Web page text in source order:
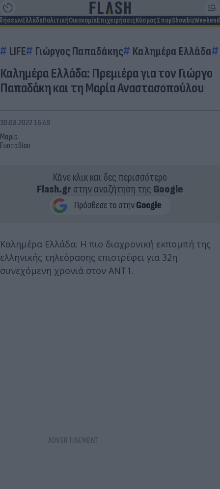
ΕλλάδαΠολιτικήΟικονομίαΕπιχειρήσειςΚόσμοςΣπορShowbizWeekend
LIFE Γιώργος Παπαδάκης Καλημέρα Ελλάδα
Καλημέρα Ελλάδα: Πρεμιέρα για τον Γιώργο
Παπαδάκη και τη Μαρία Αναστασοπούλου
Μαρία
Ευσταθίου
30.08.2022 16:49
Κάνε κλικ και δες περισσότερο
Flash.grστην αναζήτηση της Google
Καλημέρα Ελλάδα: Η πιο διαχρονική εκπομπή της
ελληνικής τηλεόρασης επιστρέφει για 32η
συνεχόμενη χρονιά στον ΑΝΤ1.